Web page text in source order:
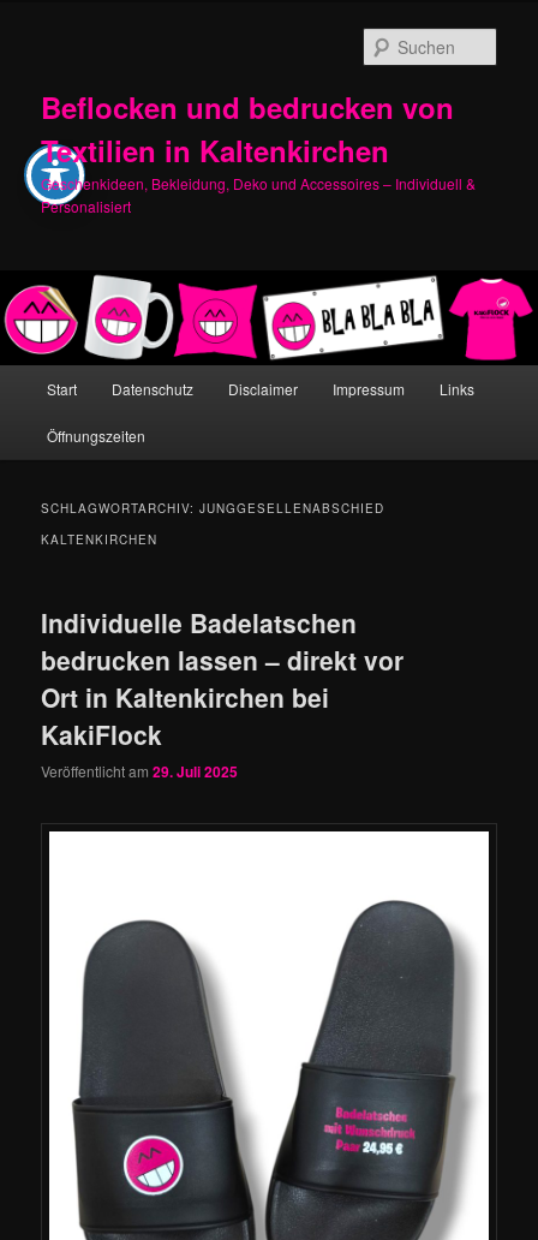
Beflocken und bedrucken von
Textilien in Kaltenkirchen
Geschenkideen, Bekleidung, Deko und Accessoires – Individuell &
Personalisiert
Start Datenschutz Disclaimer Impressum Links
Öffnungszeiten
SCHLAGWORTARCHIV:JUNGGESELLENABSCHIED
KALTENKIRCHEN
Individuelle Badelatschen
bedrucken lassen – direkt vor
Ort in Kaltenkirchen bei
KakiFlock
Veröffentlicht am29. Juli 2025